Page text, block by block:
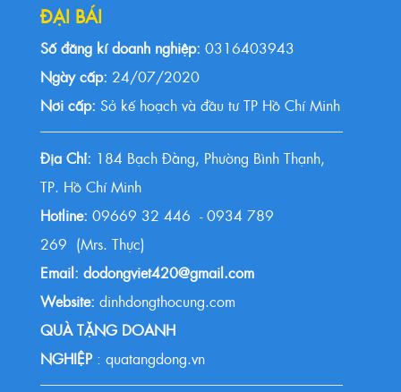
ĐẠI BÁI
Số đăng kí doanh nghiệp: 0316403943
Ngày cấp: 24/07/2020
Nơi cấp: Sở kế hoạch và đầu tư TP Hồ Chí Minh
Địa Chỉ: 184 Bạch Đằng, Phường Bình Thạnh,
TP. Hồ Chí Minh
Hotline: 09669 32 446 - 0934 789
269 (Mrs. Thực)
Email: dodongviet420@gmail.com
Website: dinhdongthocung.com
QUÀ TẶNG DOANH
NGHIỆP : quatangdong.vn